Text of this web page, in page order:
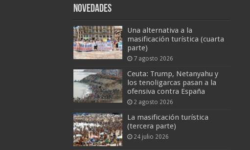
Novedades
Una alternativa a la
masificación turística (cuarta
parte)
7 agosto 2026
Ceuta: Trump, Netanyahu y
los tenoligarcas pasan a la
ofensiva contra España
2 agosto 2026
La masificación turística
(tercera parte)
24 julio 2026